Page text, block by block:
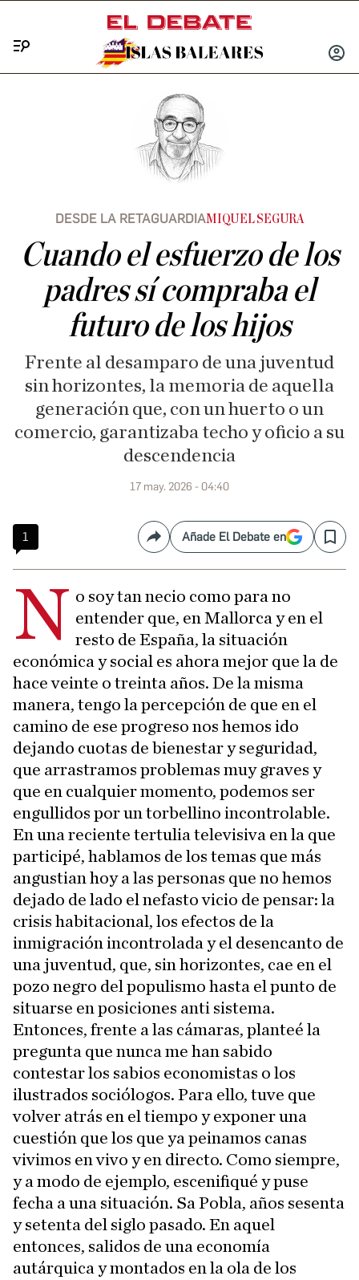
INICIAR
DESDE LA RETAGUARDIAMIQUEL SEGURA
Cuando el esfuerzo de los
padres sí compraba el
futuro de los hijos
Frente al desamparo de una juventud
sin horizontes, la memoria de aquella
generación que, con un huerto o un
comercio, garantizaba techo y oficio a su
descendencia
17 may. 2026 - 04:40
1 CompartirAñade El Debate en Save
N o soy tan necio como para no
entender que, en Mallorca y en el
resto de España, la situación
económica y social es ahora mejor que la de
hace veinte o treinta años. De la misma
manera, tengo la percepción de que en el
camino de ese progreso nos hemos ido
dejando cuotas de bienestar y seguridad,
que arrastramos problemas muy graves y
que en cualquier momento, podemos ser
engullidos por un torbellino incontrolable.
En una reciente tertulia televisiva en la que
participé, hablamos de los temas que más
angustian hoy a las personas que no hemos
dejado de lado el nefasto vicio de pensar: la
crisis habitacional, los efectos de la
inmigración incontrolada y el desencanto de
una juventud, que, sin horizontes, cae en el
pozo negro del populismo hasta el punto de
situarse en posiciones anti sistema.
Entonces, frente a las cámaras, planteé la
pregunta que nunca me han sabido
contestar los sabios economistas o los
ilustrados sociólogos. Para ello, tuve que
volver atrás en el tiempo y exponer una
cuestión que los que ya peinamos canas
vivimos en vivo y en directo. Como siempre,
y a modo de ejemplo, escenifiqué y puse
fecha a una situación. Sa Pobla, años sesenta
y setenta del siglo pasado. En aquel
entonces, salidos de una economía
autárquica y montados en la ola de los